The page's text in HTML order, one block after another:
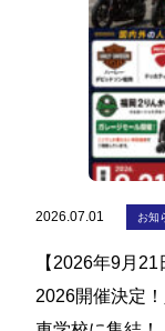
2026.07.01 お知
【2026年9月
2026開催決定